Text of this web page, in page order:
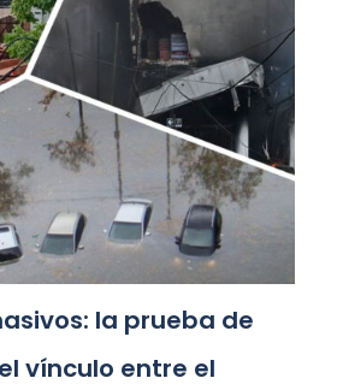
la prueba de
vínculo entre el